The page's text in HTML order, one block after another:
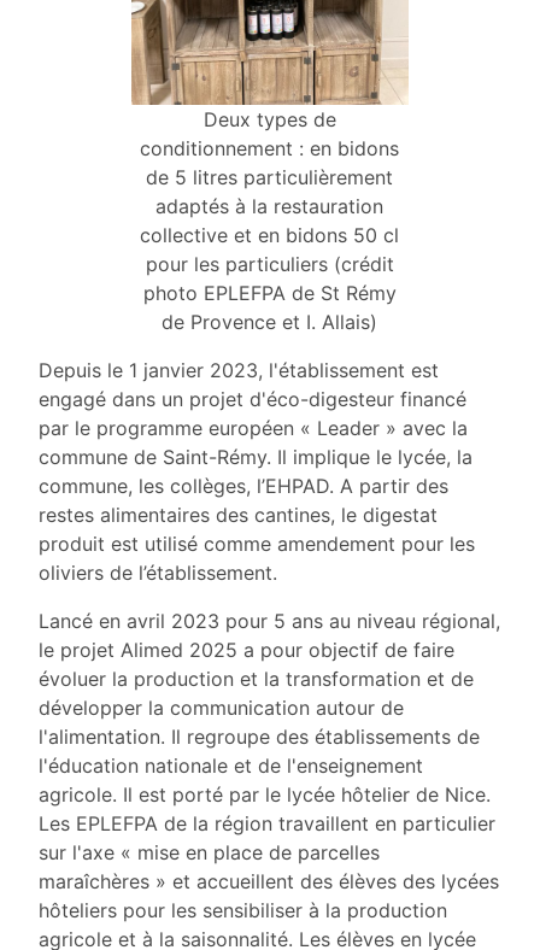
Deux types de
conditionnement : en bidons
de 5 litres particulièrement
adaptés à la restauration
collective et en bidons 50 cl
pour les particuliers (crédit
photo EPLEFPA de St Rémy
de Provence et I. Allais)
Depuis le 1 janvier 2023, l'établissement est
engagé dans un projet d'éco-digesteur financé
par le programme européen « Leader » avec la
commune de Saint-Rémy. Il implique le lycée, la
commune, les collèges, l’EHPAD. A partir des
restes alimentaires des cantines, le digestat
produit est utilisé comme amendement pour les
oliviers de l’établissement.
Lancé en avril 2023 pour 5 ans au niveau régional,
le projet Alimed 2025 a pour objectif de faire
évoluer la production et la transformation et de
développer la communication autour de
l'alimentation. Il regroupe des établissements de
l'éducation nationale et de l'enseignement
agricole. Il est porté par le lycée hôtelier de Nice.
Les EPLEFPA de la région travaillent en particulier
sur l'axe « mise en place de parcelles
maraîchères » et accueillent des élèves des lycées
hôteliers pour les sensibiliser à la production
agricole et à la saisonnalité. Les élèves en lycée